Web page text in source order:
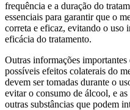
frequência e a duração do
essenciais para garantir que o
correta e eficaz, evitando o uso
eficácia do tratamento.
Outras informações
possíveis efeitos colaterais do
devem ser tomadas durante o
evitar o consumo de álcool, e
outras substâncias que podem